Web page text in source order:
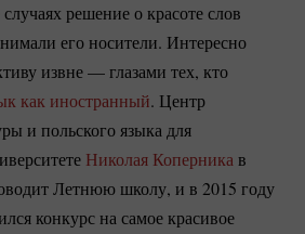
решение о красоте слов
его носители. Интересно
извне — глазами тех, кто
как иностранный. Центр
и польского языка для
Николая Коперника в
Летнюю школу, и в 2015 году
конкурс на самое красивое